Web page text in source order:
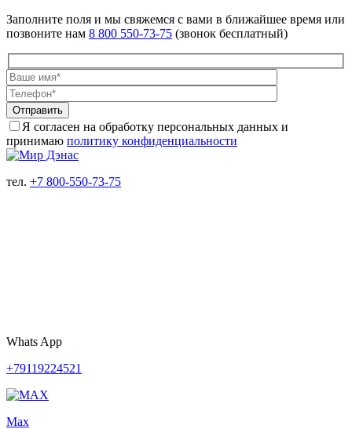
Заполните поля и мы свяжемся с вами в ближайшее время или
позвоните нам 8 800 550-73-75 (звонок бесплатный)
Отправить
Я согласен на обработку персональных данных и
принимаю политику конфиденциальности
тел. +7 800-550-73-75
Whats App
+79119224521
Max